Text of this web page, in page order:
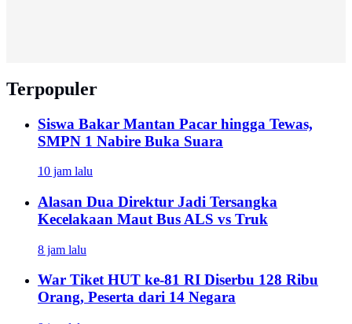
Terpopuler
Siswa Bakar Mantan Pacar hingga Tewas,
SMPN 1 Nabire Buka Suara
10 jam lalu
Alasan Dua Direktur Jadi Tersangka
Kecelakaan Maut Bus ALS vs Truk
8 jam lalu
War Tiket HUT ke-81 RI Diserbu 128 Ribu
Orang, Peserta dari 14 Negara